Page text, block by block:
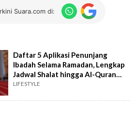
Suara.com di:
Daftar 5 Aplikasi Penunjang
Ibadah Selama Ramadan, Lengkap
Jadwal Shalat hingga Al-Quran
Digital
LIFESTYLE